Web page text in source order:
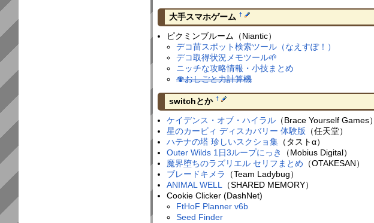
大手スマホゲーム †
ピクミンブルーム（Niantic）
デコ苗スポット検索ツール（なえすぽ！）
デコ取得状況メモツール🌱
ニッチな攻略情報・小技まとめ
🍄おしごと力計算機
switchとか †
ケイデンス・オブ・ハイラル （Brace Yourself Games）
星のカービィ ディスカバリー 体験版 （任天堂）
ハテナの塔 珍しいスクショ集 （タストα）
Outer Wilds 1日3ループにっき
（Mobius Digital）
魔界堕ちのラズリエル セリフまとめ （OTAKESAN）
ブレードキメラ
（Team Ladybug）
ANIMAL WELL
（SHARED MEMORY）
Cookie Clicker (DashNet)
FtHoF Planner v6b
Seed Finder